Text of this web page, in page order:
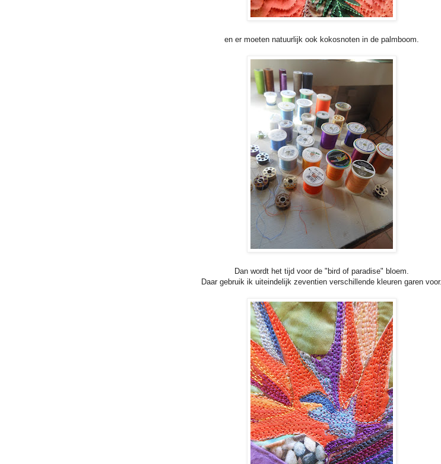
en er moeten natuurlijk ook kokosnoten in de palmboom.
Dan wordt het tijd voor de "bird of paradise" bloem.
Daar gebruik ik uiteindelijk zeventien verschillende kleuren garen voor.